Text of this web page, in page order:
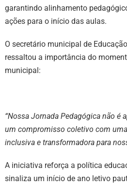
garantindo alinhamento
ações para o início das aulas.
O secretário municipal de
ressaltou a importância do
municipal:
“Nossa Jornada Pedagógica não é
um compromisso coletivo com
inclusiva e transformadora para
A iniciativa reforça a política
sinaliza um início de ano letivo